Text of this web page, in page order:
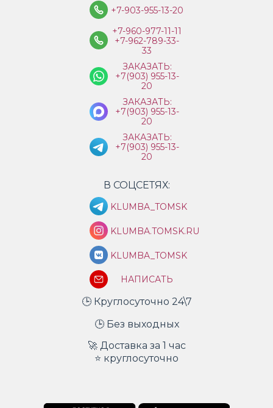
+7-903-955-13-20
+7-960-977-11-11
+7-962-789-33-
33
ЗАКАЗАТЬ:
+7(903) 955-13-
20
ЗАКАЗАТЬ:
+7(903) 955-13-
20
ЗАКАЗАТЬ:
+7(903) 955-13-
20
В СОЦСЕТЯХ:
KLUMBA_TOMSK
KLUMBA.TOMSK.RU
KLUMBA_TOMSK
НАПИСАТЬ
🕒 Круглосуточно 24\7
🕒 Без выходных
🚀 Доставка за 1 час
⭐ круглосуточно